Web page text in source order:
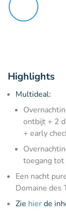
Highlights
Multideal:
ontbijt + 2
+ early
toegang
Een nacht
Domaine des
Zie hierde